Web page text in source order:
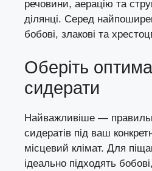
речовини, аерацію та
ділянці. Серед
бобові, злакові та
Оберіть
сидерати
Найважливіше —
сидератів під ваш
місцевий клімат. Для
ідеально підходять